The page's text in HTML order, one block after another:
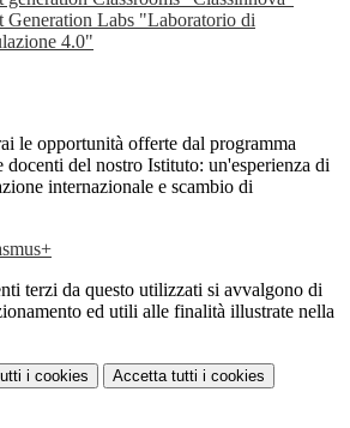
Generation Labs "Laboratorio di
4.0"
le opportunità offerte dal programma
docenti del nostro Istituto: un'esperienza di
internazionale e scambio di
terzi da questo utilizzati si avvalgono di
ed utili alle finalità illustrate nella
i cookies Accetta tutti i cookies